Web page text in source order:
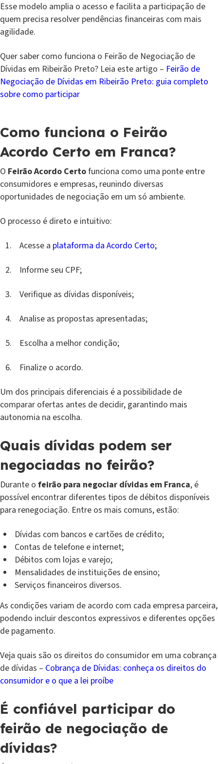
Esse modelo amplia o acesso e facilita a participação de
quem precisa resolver pendências financeiras com mais
agilidade.
Quer saber como funciona o Feirão de Negociação de
Dívidas em Ribeirão Preto? Leia este artigo – Feirão de
Negociação de Dívidas em Ribeirão Preto: guia completo
sobre como participar
Como funciona o Feirão
Acordo Certo em Franca?
O Feirão Acordo Certofunciona como uma ponte entre
consumidores e empresas, reunindo diversas
oportunidades de negociação em um só ambiente.
O processo é direto e intuitivo:
Acesse a plataforma da Acordo Certo;
Informe seu CPF;
Verifique as dívidas disponíveis;
Analise as propostas apresentadas;
Escolha a melhor condição;
Finalize o acordo.
Um dos principais diferenciais é a possibilidade de
comparar ofertas antes de decidir, garantindo mais
autonomia na escolha.
Quais dívidas podem ser
negociadas no feirão?
Durante o feirão para negociar dívidas em Franca, é
possível encontrar diferentes tipos de débitos disponíveis
para renegociação. Entre os mais comuns, estão:
Dívidas com bancos e cartões de crédito;
Contas de telefone e internet;
Débitos com lojas e varejo;
Mensalidades de instituições de ensino;
Serviços financeiros diversos.
As condições variam de acordo com cada empresa parceira,
podendo incluir descontos expressivos e diferentes opções
de pagamento.
Veja quais são os direitos do consumidor em uma cobrança
de dívidas – Cobrança de Dívidas: conheça os direitos do
consumidor e o que a lei proíbe
É confiável participar do
feirão de negociação de
dívidas?